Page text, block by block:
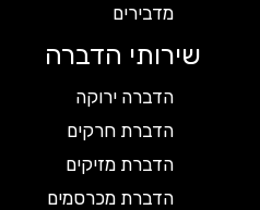
מדבירים
שירותי הדברה
הדברה ירוקה
הדברת חרקים
הדברת מזיקים
הדברת מכרסמים